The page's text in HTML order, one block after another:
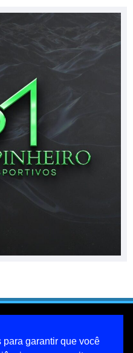
todos os direitos
para garantir que você